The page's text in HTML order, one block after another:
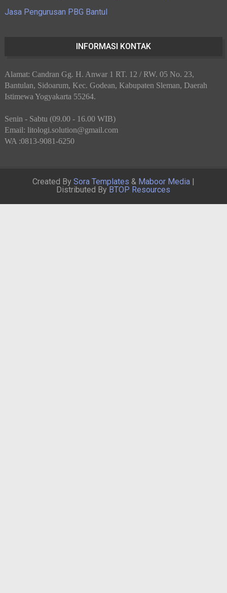
Jasa Pengurusan PBG Bantul
INFORMASI KONTAK
Alamat: Candran Gg. H. Anwar 1 RT. 12 / RW. 05 No. 23,
Bantulan, Sidoarum, Kec. Godean, Kabupaten Sleman, Daerah
Istimewa Yogyakarta 55264.
Senin - Sabtu (09.00 - 16.00 WIB)
Email: litologi.solution@gmail.com
WA :0813-9081-6250
Created By Sora Templates & Maboor Media|
Distributed By BTOP Resources